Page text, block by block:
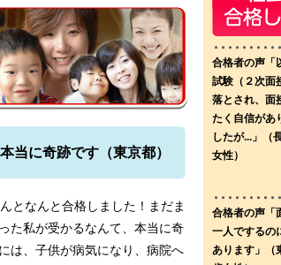
ャリア支援センター救急看護認定看護師課程
厚木看護専門学校
当に奇跡です（東京都）
となんと合格しました！まだま
た私が受かるなんて、本当に奇
は、子供が病気になり、病院へ